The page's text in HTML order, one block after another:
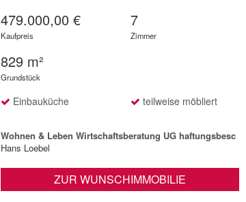
479.000,00 €
Kaufpreis
7
Zimmer
829 m²
Grundstück
Einbauküche teilweise möbliert
Wohnen & Leben Wirtschaftsberatung UG haftungsbesc
Hans Loebel
ZUR WUNSCHIMMOBILIE